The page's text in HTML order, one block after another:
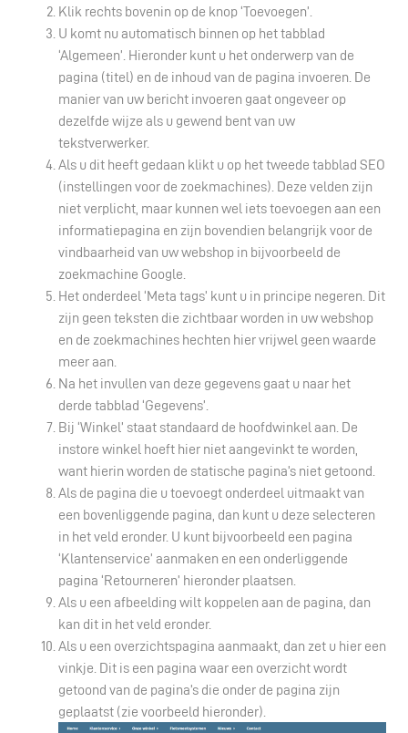
Klik rechts bovenin op de knop ‘Toevoegen’.
U komt nu automatisch binnen op het tabblad
‘Algemeen’. Hieronder kunt u het onderwerp van de
pagina (titel) en de inhoud van de pagina invoeren. De
manier van uw bericht invoeren gaat ongeveer op
dezelfde wijze als u gewend bent van uw
tekstverwerker.
Als u dit heeft gedaan klikt u op het tweede tabblad SEO
(instellingen voor de zoekmachines). Deze velden zijn
niet verplicht, maar kunnen wel iets toevoegen aan een
informatiepagina en zijn bovendien belangrijk voor de
vindbaarheid van uw webshop in bijvoorbeeld de
zoekmachine Google.
Het onderdeel ‘Meta tags’ kunt u in principe negeren. Dit
zijn geen teksten die zichtbaar worden in uw webshop
en de zoekmachines hechten hier vrijwel geen waarde
meer aan.
Na het invullen van deze gegevens gaat u naar het
derde tabblad ‘Gegevens’.
Bij ‘Winkel’ staat standaard de hoofdwinkel aan. De
instore winkel hoeft hier niet aangevinkt te worden,
want hierin worden de statische pagina’s niet getoond.
Als de pagina die u toevoegt onderdeel uitmaakt van
een bovenliggende pagina, dan kunt u deze selecteren
in het veld eronder. U kunt bijvoorbeeld een pagina
‘Klantenservice’ aanmaken en een onderliggende
pagina ‘Retourneren’ hieronder plaatsen.
Als u een afbeelding wilt koppelen aan de pagina, dan
kan dit in het veld eronder.
Als u een overzichtspagina aanmaakt, dan zet u hier een
vinkje. Dit is een pagina waar een overzicht wordt
getoond van de pagina’s die onder de pagina zijn
geplaatst (zie voorbeeld hieronder).